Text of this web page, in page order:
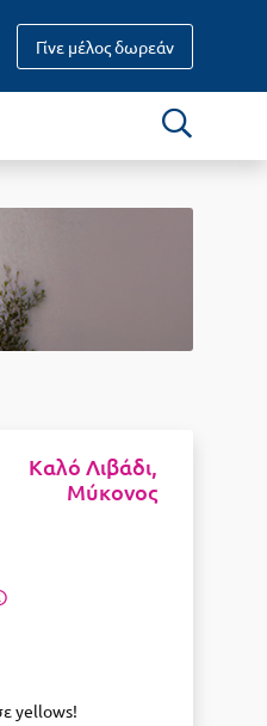
Γίνε μέλος δωρεάν
Καλό Λιβάδι,
Μύκονος
yellows!